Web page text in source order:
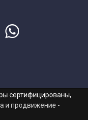
сертифицированы,
и продвижение -